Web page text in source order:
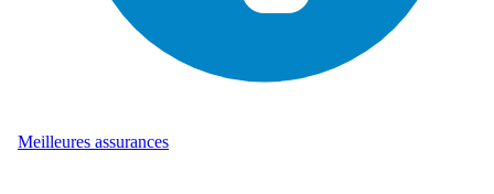
Meilleures assurances